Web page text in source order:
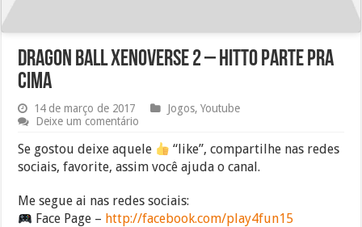
Dragon Ball Xenoverse 2 – Hitto parte pra
cima
14 de março de 2017 Jogos,Youtube
Deixe um comentário
Se gostou deixe aquele
“like”, compartilhe nas redes
sociais, favorite, assim você ajuda o canal.
Me segue ai nas redes sociais:
Face Page – http://facebook.com/play4fun15